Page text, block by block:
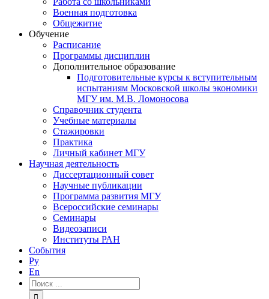
Военная подготовка
Общежитие
Обучение
Расписание
Программы дисциплин
Дополнительное образование
Подготовительные курсы к вступительным
испытаниям Московской школы экономики
МГУ им. М.В. Ломоносова
Справочник студента
Учебные материалы
Стажировки
Практика
Личный кабинет МГУ
Научная деятельность
Диссертационный совет
Научные публикации
Программа развития МГУ
Всероссийские семинары
Семинары
Видеозаписи
Институты РАН
События
Ру
En
Результат
поиска: